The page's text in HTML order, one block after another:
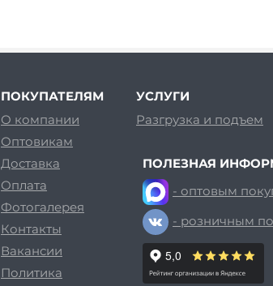
ПОКУПАТЕЛЯМ
О компании
Оптовикам
Доставка
Оплата
Фотогалерея
Контакты
Вакансии
Политика
УСЛУГИ
Разгрузка и подъем
ПОЛЕЗНАЯ
- оптовым
- розничным